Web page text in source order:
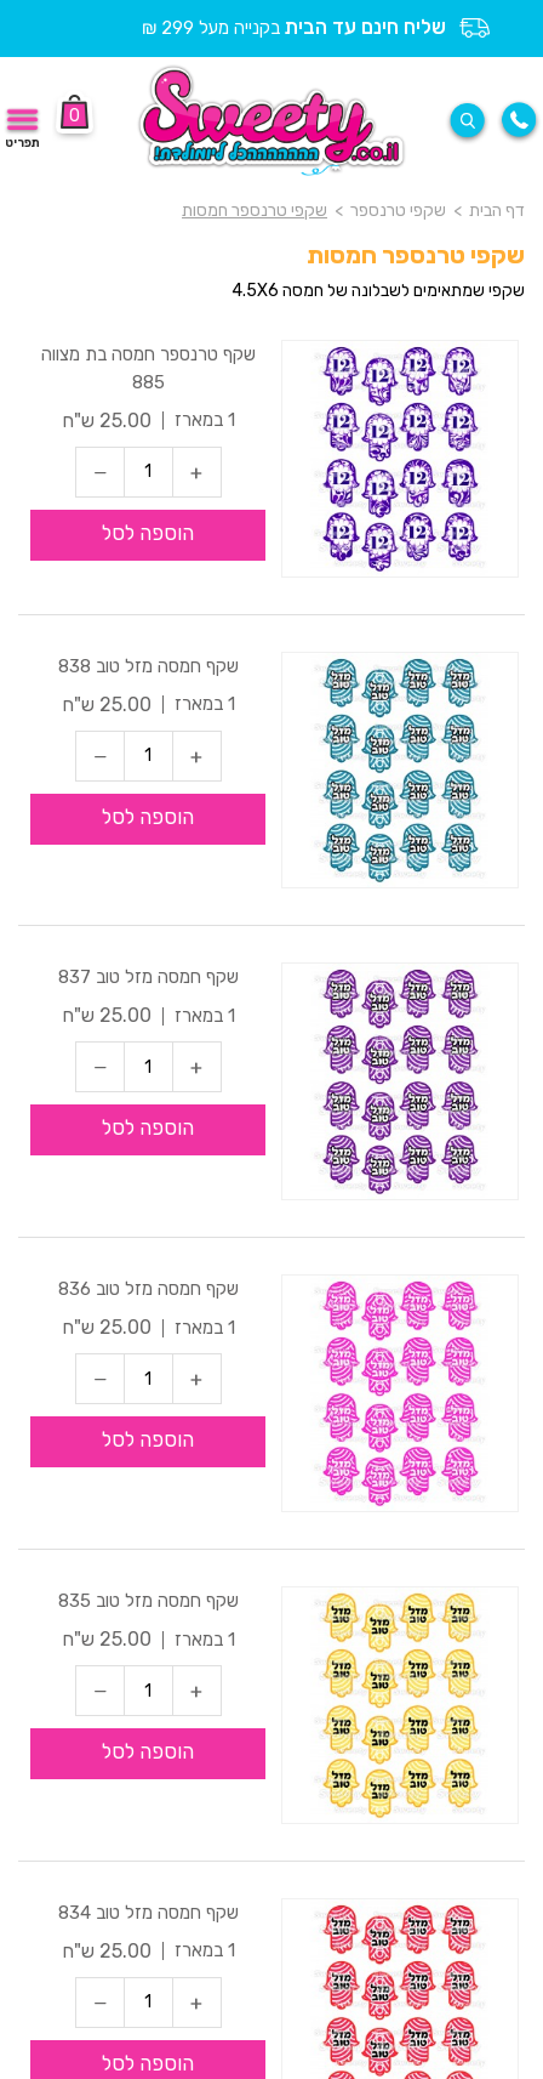
שליח חינם עד הבית בקנייה מעל 299 ₪
0
תפריט
דף הבית > שקפי טרנספר > שקפי טרנספר חמסות
שקפי טרנספר חמסות
שקפי שמתאימים לשבלונה של חמסה 4.5X6
שקף טרנספר חמסה בת מצווה
885
1 במארז
25.00 ש"ח
הוספה לסל
שקף חמסה מזל טוב 838
1 במארז
25.00 ש"ח
הוספה לסל
שקף חמסה מזל טוב 837
1 במארז
25.00 ש"ח
הוספה לסל
שקף חמסה מזל טוב 836
1 במארז
25.00 ש"ח
הוספה לסל
שקף חמסה מזל טוב 835
1 במארז
25.00 ש"ח
הוספה לסל
שקף חמסה מזל טוב 834
1 במארז
25.00 ש"ח
הוספה לסל